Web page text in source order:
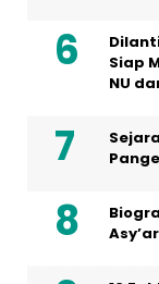
Siap
NU